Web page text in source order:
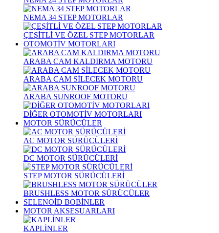
NEMA 34 STEP MOTORLAR
ÇEŞİTLİ VE ÖZEL STEP MOTORLAR
OTOMOTİV MOTORLARI
ARABA CAM KALDIRMA MOTORU
ARABA CAM SİLECEK MOTORU
ARABA SUNROOF MOTORU
DİĞER OTOMOTİV MOTORLARI
MOTOR SÜRÜCÜLER
AC MOTOR SÜRÜCÜLERİ
DC MOTOR SÜRÜCÜLERİ
STEP MOTOR SÜRÜCÜLERİ
BRUSHLESS MOTOR SÜRÜCÜLER
SELENOİD BOBİNLER
MOTOR AKSESUARLARI
KAPLİNLER